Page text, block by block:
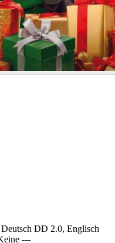
DD 2.0, Englisch
---